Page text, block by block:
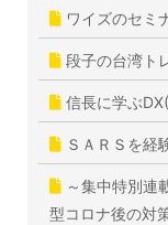
ワイズのセミ
段子の台湾ト
信長に学ぶ
ＳＡＲＳを経
～集中特別連
型コロナ後の対